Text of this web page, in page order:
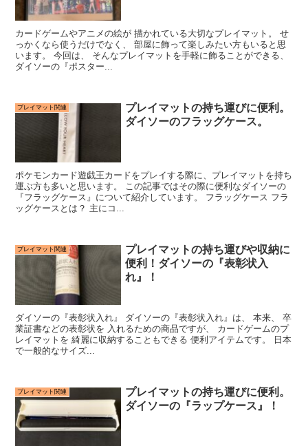
カードゲームやアニメの絵が 描かれている大切なプレイマット。 せ
っかくなら使うだけでなく、 部屋に飾って楽しみたい方もいると思
います。 今回は、 そんなプレイマットを手軽に飾ることができる、
ダイソーの『ポスター...
プレイマット関連
プレイマットの持ち運びに便利。
ダイソーのフラッグケース。
ポケモンカード遊戯王カードをプレイする際に、プレイマットを持ち
運ぶ方も多いと思います。 この記事ではその際に便利なダイソーの
『フラッグケース』について紹介しています。 フラッグケース フラ
ッグケースとは？ 主にコ...
プレイマット関連
プレイマットの持ち運びや収納に
便利！ダイソーの『表彰状入
れ』！
ダイソーの『表彰状入れ』 ダイソーの『表彰状入れ』は、 本来、 卒
業証書などの表彰状を 入れるための商品ですが、 カードゲームのプ
レイマットを 綺麗に収納することもできる 便利アイテムです。 日本
で一般的なサイズ...
プレイマット関連
プレイマットの持ち運びに便利。
ダイソーの『ラップケース』！